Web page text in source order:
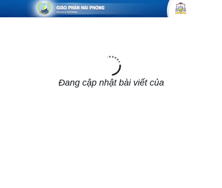
Đang cập nhật bài viết của